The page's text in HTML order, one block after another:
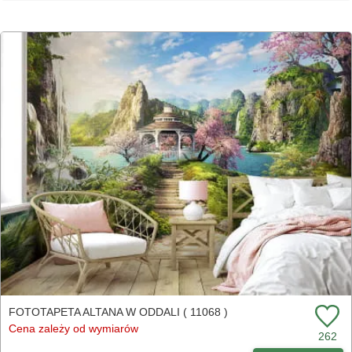
FOTOTAPETA ALTANA W ODDALI ( 11068 )
Cena zależy od wymiarów
262